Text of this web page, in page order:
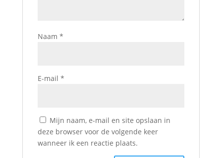
Naam *
E-mail *
Mijn naam, e-mail en site opslaan in
deze browser voor de volgende keer
wanneer ik een reactie plaats.